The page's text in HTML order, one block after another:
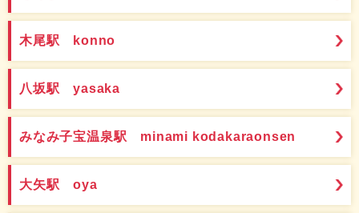
木尾駅 konno
八坂駅 yasaka
みなみ子宝温泉駅 minami kodakaraonsen
大矢駅 oya